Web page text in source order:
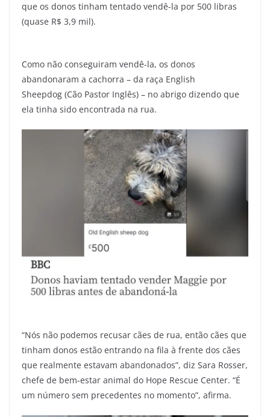
que os donos tinham tentado vendê-la por 500 libras
(quase R$ 3,9 mil).
Como não conseguiram vendê-la, os donos
abandonaram a cachorra – da raça English
Sheepdog (Cão Pastor Inglês) – no abrigo dizendo que
ela tinha sido encontrada na rua.
“Nós não podemos recusar cães de rua, então cães que
tinham donos estão entrando na fila à frente dos cães
que realmente estavam abandonados”, diz Sara Rosser,
chefe de bem-estar animal do Hope Rescue Center. “É
um número sem precedentes no momento”, afirma.